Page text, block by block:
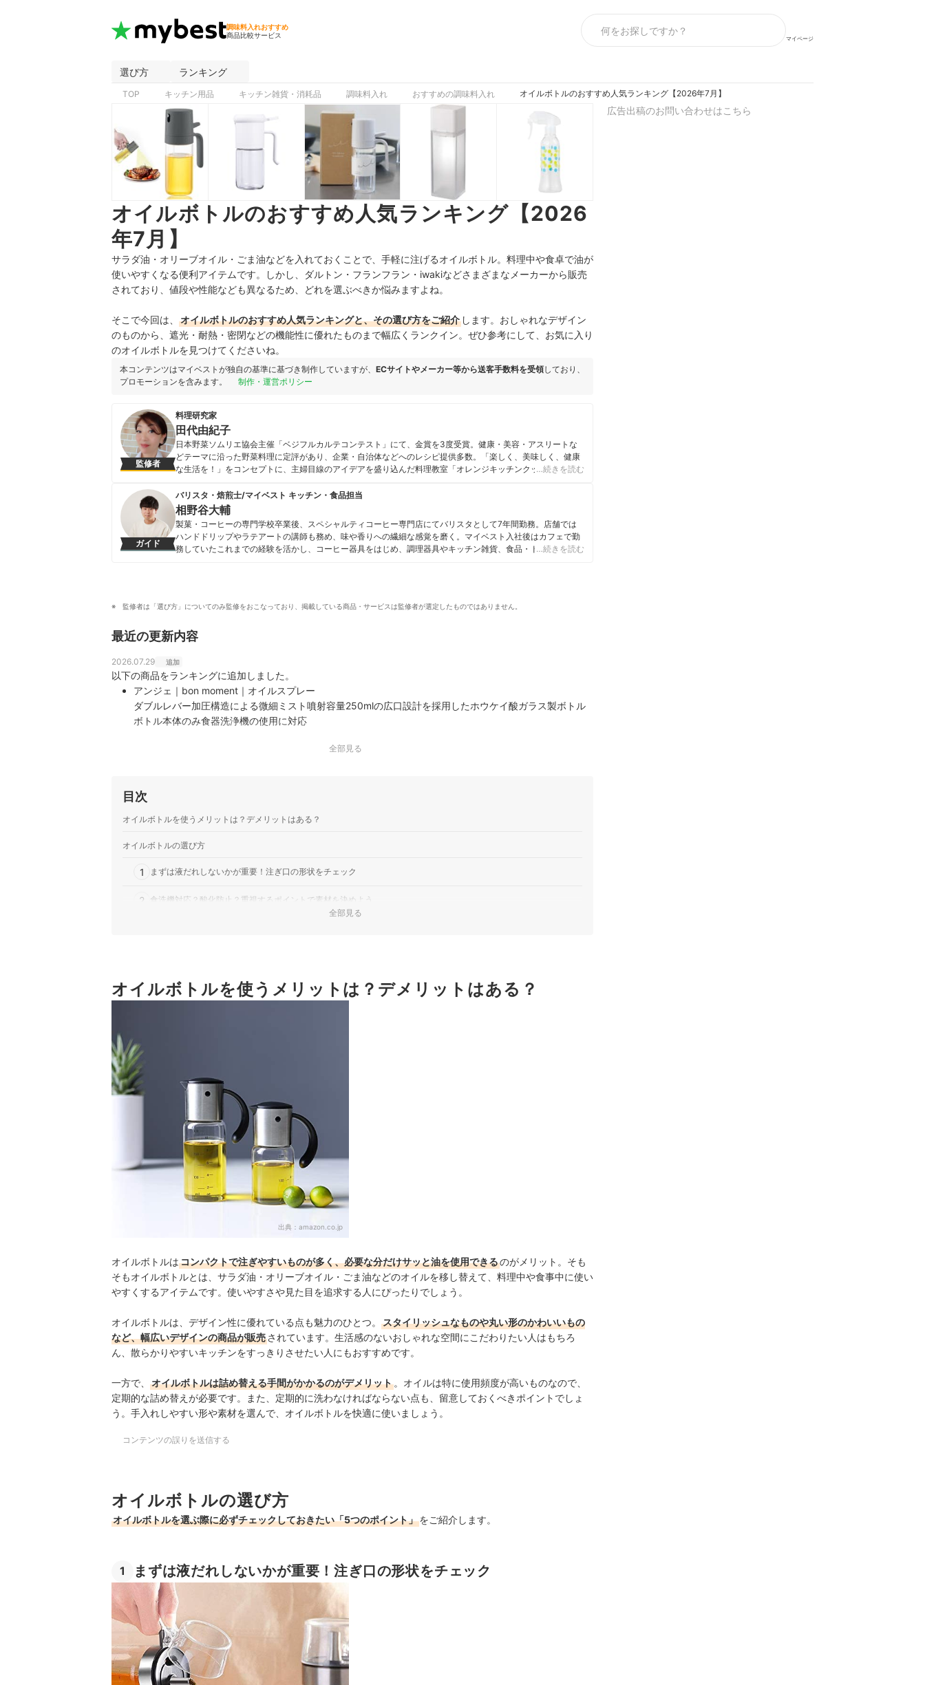
調味料入れおすすめ
商品比較サービス
マイページ
選び方 ランキング
TOP キッチン用品 キッチン雑貨・消耗品 調味料入れ おすすめの調味料入れ オイルボトルのおすすめ人気ランキング【2026年7月】
オイルボトルのおすすめ人気ランキング【2026
年7月】
サラダ油・オリーブオイル・ごま油などを入れておくことで、手軽に注げるオイルボトル。料理中や食卓で油が
使いやすくなる便利アイテムです。しかし、ダルトン・フランフラン・iwakiなどさまざまなメーカーから販売
されており、値段や性能なども異なるため、どれを選ぶべきか悩みますよね。
そこで今回は、 オイルボトルのおすすめ人気ランキングと、その選び方をご紹介 します。おしゃれなデザイン
のものから、遮光・耐熱・密閉などの機能性に優れたものまで幅広くランクイン。ぜひ参考にして、お気に入り
のオイルボトルを見つけてくださいね。
本コンテンツはマイベストが独自の基準に基づき制作していますが、 ECサイトやメーカー等から送客手数料を受領しており、
プロモーションを含みます。
制作・運営ポリシー
監修者
料理研究家
田代由紀子
日本野菜ソムリエ協会主催「ベジフルカルテコンテスト」にて、金賞を3度受賞。健康・美容・アスリートな
どテーマに沿った野菜料理に定評があり、企業・自治体などへのレシピ提供多数。「楽しく、美味しく、健康
な生活を！」をコンセプトに、主婦目線のアイデアを盛り込んだ料理教室「オレンジキッチンクッキングスタ
売新聞ヨミドクターで今日の健康レシピ「田代由紀子のアスリートレシピ」を連載中。
田代由紀子のプロフィール
…続きを読む
ガイド
バリスタ・焙煎士/マイベスト キッチン・食品担当
相野谷大輔
製菓・コーヒーの専門学校卒業後、スペシャルティコーヒー専門店にてバリスタとして7年間勤務。店舗では
ハンドドリップやラテアートの講師も務め、味や香りへの繊細な感覚を磨く。マイベスト入社後はカフェで勤
務していたこれまでの経験を活かし、コーヒー器具をはじめ、調理器具やキッチン雑貨、食品・ドリンク、ギ
…続きを読む
監修者は「選び方」についてのみ監修をおこなっており、掲載している商品・サービスは監修者が選定したものではありません。
最近の更新内容
2026.07.29 追加
以下の商品をランキングに追加しました。
アンジェ｜bon moment｜オイルスプレー
ダブルレバー加圧構造による微細ミスト噴射容量250mlの広口設計を採用したホウケイ酸ガラス製ボトル
ボトル本体のみ食器洗浄機の使用に対応
全部見る
目次
オイルボトルを使うメリットは？デメリットはある？
オイルボトルの選び方
1 まずは液だれしないかが重要！注ぎ口の形状をチェック
2 食洗機対応？酸化防止？重視するポイントで素材を決めよう
5 必要に応じてプラスαの機能にも注目しよう
オイルボトルはどこで買う？100均にもある？
詰め替える油にもこだわろう
オイルボトルの売れ筋ランキングもチェック！
全部見る
オイルボトルを使うメリットは？デメリットはある？
出典： amazon.co.jp
オイルボトルはコンパクトで注ぎやすいものが多く、必要な分だけサッと油を使用できるのがメリット。そも
そもオイルボトルとは、サラダ油・オリーブオイル・ごま油などのオイルを移し替えて、料理中や食事中に使い
やすくするアイテムです。使いやすさや見た目を追求する人にぴったりでしょう。
オイルボトルは、デザイン性に優れている点も魅力のひとつ。
スタイリッシュなものや丸い形のかわいいもの
など、幅広いデザインの商品が販売されています。生活感のないおしゃれな空間にこだわりたい人はもちろ
ん、散らかりやすいキッチンをすっきりさせたい人にもおすすめです。
一方で、 オイルボトルは詰め替える手間がかかるのがデメリット。オイルは特に使用頻度が高いものなので、
定期的な詰め替えが必要です。また、定期的に洗わなければならない点も、留意しておくべきポイントでしょ
う。手入れしやすい形や素材を選んで、オイルボトルを快適に使いましょう。
コンテンツの誤りを送信する
オイルボトルの選び方
オイルボトルを選ぶ際に必ずチェックしておきたい「5つのポイント」をご紹介します。
1 まずは液だれしないかが重要！注ぎ口の形状をチェック
広告出稿のお問い合わせはこちら